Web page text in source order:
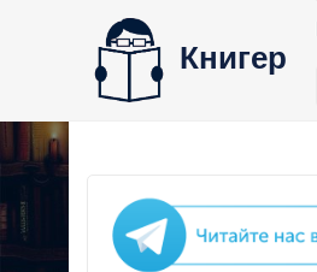
Книгер